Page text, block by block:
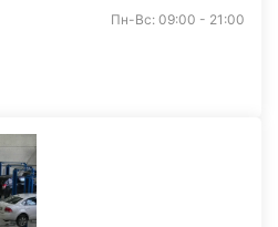
Пн-Вс: 09:00 - 21:00